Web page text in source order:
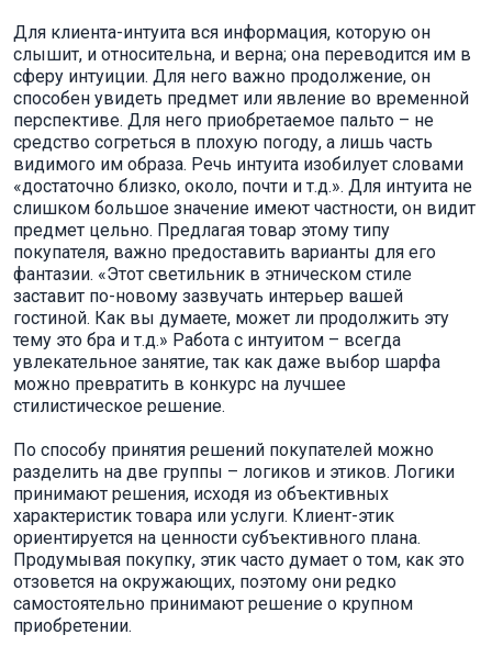
Для клиента-интуита вся информация, которую он
слышит, и относительна, и верна; она переводится им в
сферу интуиции. Для него важно продолжение, он
способен увидеть предмет или явление во временной
перспективе. Для него приобретаемое пальто – не
средство согреться в плохую погоду, а лишь часть
видимого им образа. Речь интуита изобилует словами
«достаточно близко, около, почти и т.д.». Для интуита не
слишком большое значение имеют частности, он видит
предмет цельно. Предлагая товар этому типу
покупателя, важно предоставить варианты для его
фантазии. «Этот светильник в этническом стиле
заставит по-новому зазвучать интерьер вашей
гостиной. Как вы думаете, может ли продолжить эту
тему это бра и т.д.» Работа с интуитом – всегда
увлекательное занятие, так как даже выбор шарфа
можно превратить в конкурс на лучшее
стилистическое решение.
По способу принятия решений покупателей можно
разделить на две группы – логиков и этиков. Логики
принимают решения, исходя из объективных
характеристик товара или услуги. Клиент-этик
ориентируется на ценности субъективного плана.
Продумывая покупку, этик часто думает о том, как это
отзовется на окружающих, поэтому они редко
самостоятельно принимают решение о крупном
приобретении.